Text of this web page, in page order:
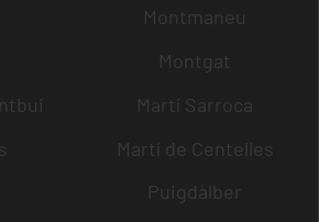
Montmaneu
Montgat
Martí Sarroca
Martí de Centelles
Puigdàlber